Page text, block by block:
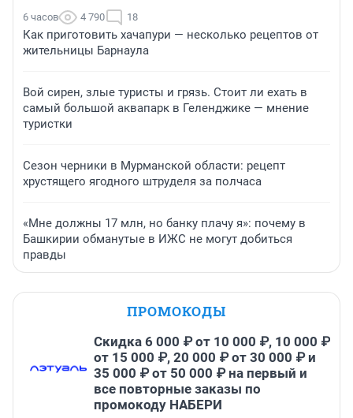
6 часов 4 790 18
Как приготовить хачапури — несколько рецептов от
жительницы Барнаула
Вой сирен, злые туристы и грязь. Стоит ли ехать в
самый большой аквапарк в Геленджике — мнение
туристки
Сезон черники в Мурманской области: рецепт
хрустящего ягодного штруделя за полчаса
«Мне должны 17 млн, но банку плачу я»: почему в
Башкирии обманутые в ИЖС не могут добиться
правды
ПРОМОКОДЫ
Скидка 6 000 ₽ от 10 000 ₽, 10 000 ₽
от 15 000 ₽, 20 000 ₽ от 30 000 ₽ и
35 000 ₽ от 50 000 ₽ на первый и
все повторные заказы по
промокоду НАБЕРИ